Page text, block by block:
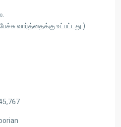
வார்த்தைக்கு உட்பட்டது.)